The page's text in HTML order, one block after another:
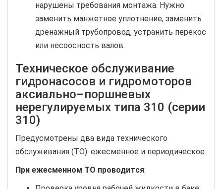
нарушены требования монтажа. Нужно
заменить манжетное уплотнение, заменить
дренажный трубопровод, устранить перекос
или несоосность валов.
Техническое обслуживание
гидронасосов и гидромоторов
аксиально–поршневых
нерегулируемых типа 310 (серии
310)
Предусмотрены два вида технического
обслуживания (ТО): ежесменное и периодическое.
При ежесменном ТО проводится: